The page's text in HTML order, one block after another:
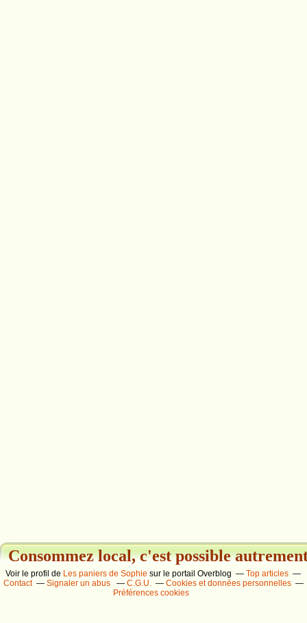
Consommez local, c'est possible
Voir le profil de Les paniers de Sophie sur le portail Overblog
Top articles
Contact
Signaler un abus C.G.U.
Cookies et données personnelles
Préférences cookies